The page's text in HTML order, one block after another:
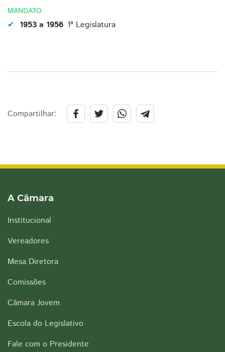
MANDATO
1953 a 1956 1ª Legislatura
Compartilhar:
A Câmara
Institucional
Vereadores
Mesa Diretora
Comissões
Câmara Jovem
Escola do Legislativo
Fale com o Presidente